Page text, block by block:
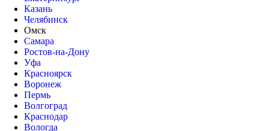
Казань
Челябинск
Омск
Самара
Ростов-на-Дону
Уфа
Красноярск
Воронеж
Пермь
Волгоград
Краснодар
Вологда